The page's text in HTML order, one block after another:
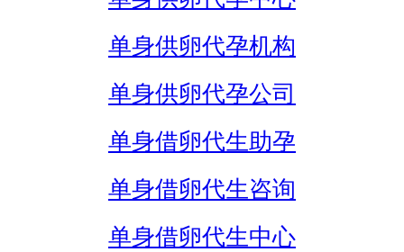
单身供卵代孕机构
单身供卵代孕公司
单身借卵代生助孕
单身借卵代生咨询
单身借卵代生中心